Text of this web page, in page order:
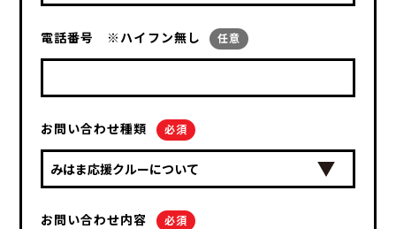
電話番号 ※ハイフン無し 任意
お問い合わせ種類 必須
お問い合わせ内容 必須